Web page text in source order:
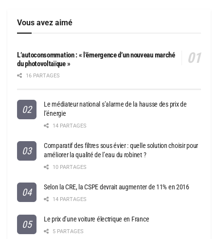
Vous avez aimé
L’autoconsommation : « l’émergence d’un nouveau marché
du photovoltaïque »
16 PARTAGES
Le médiateur national s’alarme de la hausse des prix de
l’énergie
14 PARTAGES
Comparatif des filtres sous évier : quelle solution choisir pour
améliorer la qualité de l’eau du robinet ?
10 PARTAGES
Selon la CRE, la CSPE devrait augmenter de 11% en 2016
14 PARTAGES
Le prix d’une voiture électrique en France
5 PARTAGES